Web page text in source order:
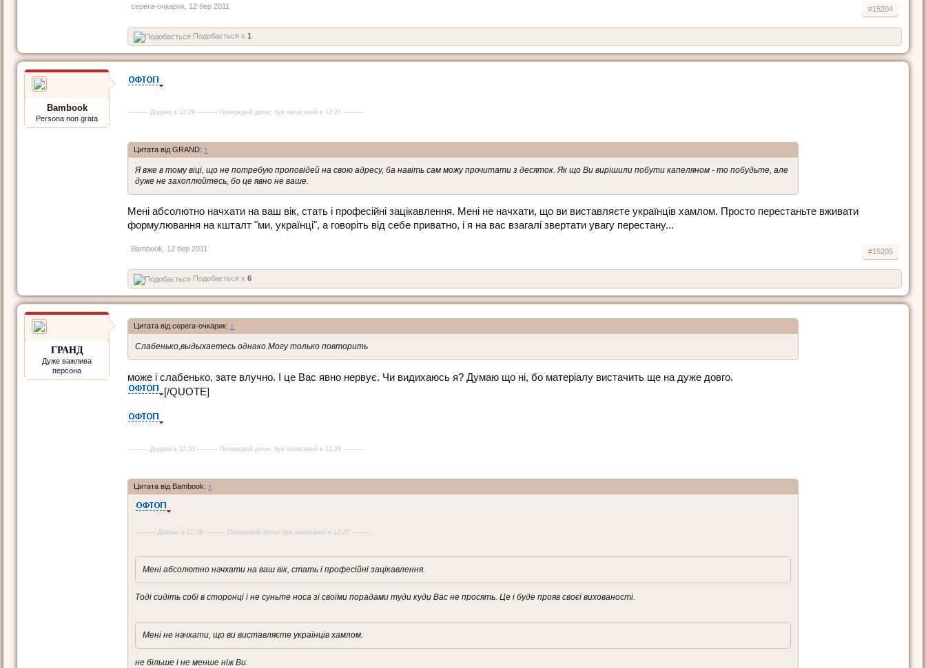
серега-очкарик 12 бер 2011 #15204
Подобається x 1
Bambook
Persona non grata
---------- Додано в 12:29 ---------- Попередній допис був написаний в 12:27 ----------
Цитата від GRAND: ↑
Я вже в тому віці, що не потребую проповідей на свою адресу, ба навіть сам можу прочитати з десяток. Як що Ви вирішили побути капеляном - то побудьте, але
дуже не захоплюйтесь, бо це явно не ваше.
Мені абсолютно начхати на ваш вік, стать і професійні зацікавлення. Мені не начхати, що ви виставляєте українців хамлом. Просто перестаньте вживати
формулювання на кшталт "ми, українці", а говоріть від себе приватно, і я на вас взагалі звертати увагу перестану...
Bambook 12 бер 2011 #15205
Подобається x 6
ГРАНД
Дуже важлива
персона
Цитата від серега-очкарик: ↑
Слабенько,выдыхаетесь однако.Могу только повторить
може і слабенько, зате влучно. І це Вас явно нервує. Чи видихаюсь я? Думаю що ні, бо матеріалу вистачить ще на дуже довго.
[/QUOTE]
---------- Додано в 12:33 ---------- Попередній допис був написаний в 12:29 ----------
Цитата від Bambook: ↑
---------- Додано в 12:29 ---------- Попередній допис був написаний в 12:27 ----------
Мені абсолютно начхати на ваш вік, стать і професійні зацікавлення.
Тоді сидіть собі в сторонці і не суньте носа зі своїми порадами туди куди Вас не просять. Це і буде прояв своєї вихованості.
Мені не начхати, що ви виставляєте українців хамлом.
не більше і не менше ніж Ви.